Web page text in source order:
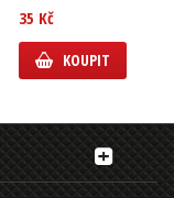
35 Kč
KOUPIT